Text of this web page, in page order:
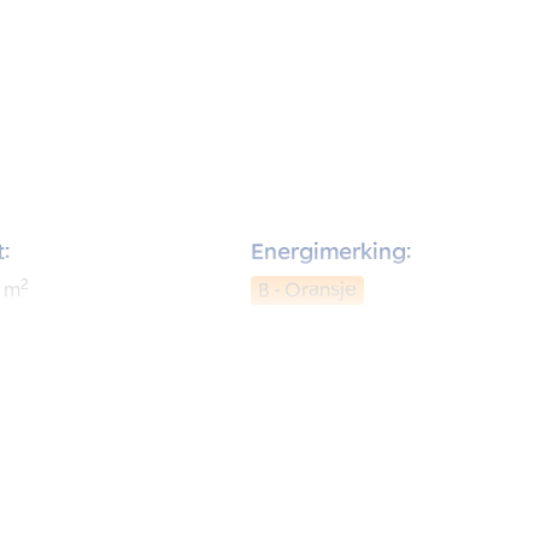
m2
Energimerking:
B - Oransje